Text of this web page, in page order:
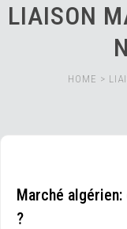
LIAISON
HOME >
Marché
?